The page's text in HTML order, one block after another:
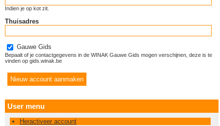
Indien je op kot zit.
Thuisadres
Gauwe Gids
Bepaalt of je contactgegevens in de WINAK Gauwe Gids mogen verschijnen, deze is te
vinden op gids.winak.be
User menu
Heractiveer account